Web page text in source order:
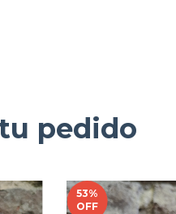
pedido
53%
OFF